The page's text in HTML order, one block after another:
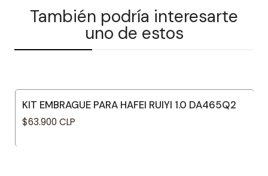
También podría interesarte
uno de estos
KIT EMBRAGUE PARA HAFEI RUIYI 1.0 DA465Q2
$63.900 CLP